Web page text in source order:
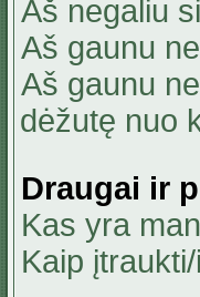
Aš negaliu
Aš gaunu
Aš gaunu
dėžutę nuo
Draugai ir
Kas yra
Kaip